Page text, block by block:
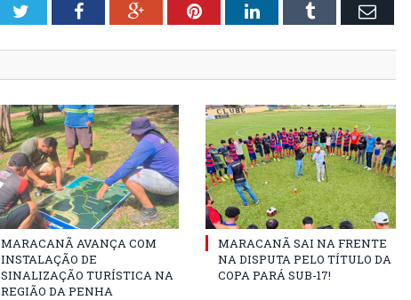
TwitterFacebookGoogle+PinterestLinkedInTumblr Email
MARACANÃ AVANÇA COM
INSTALAÇÃO DE
SINALIZAÇÃO TURÍSTICA NA
REGIÃO DA PENHA
MARACANÃ SAI NA FRENTE
NA DISPUTA PELO TÍTULO DA
COPA PARÁ SUB-17!